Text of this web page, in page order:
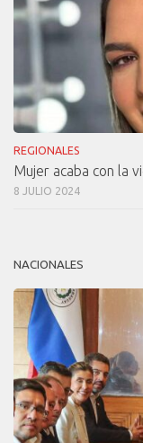
REGIONALES
Mujer acaba con la
8 JULIO 2024
NACIONALES